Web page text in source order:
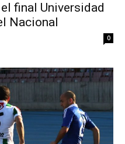
final Universidad
Nacional
0